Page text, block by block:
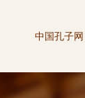
中国孔子网